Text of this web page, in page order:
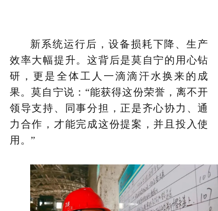
新系统运行后，设备损耗下降、生产
效率大幅提升。这背后是莫自宁的用心钻
研，更是全体工人一滴滴汗水换来的成
果。莫自宁说：“能获得这份荣誉，离不开
领导支持、同事分担，正是齐心协力、通
力合作，才能完成这份提案，并且投入使
用。”